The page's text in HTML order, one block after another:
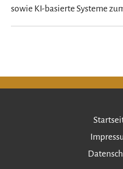
sowie KI-basierte Systeme